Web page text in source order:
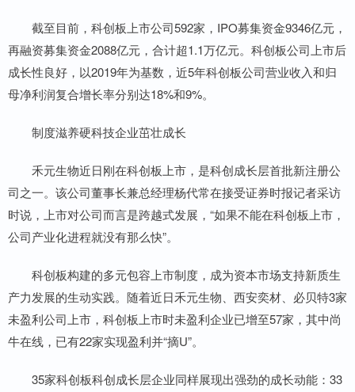
截至目前，科创板上市公司592家，IPO募集资金9346亿元，
再融资募集资金2088亿元，合计超1.1万亿元。科创板公司上市后
成长性良好，以2019年为基数，近5年科创板公司营业收入和归
母净利润复合增长率分别达18%和9%。
制度滋养硬科技企业茁壮成长
禾元生物近日刚在科创板上市，是科创成长层首批新注册公
司之一。该公司董事长兼总经理杨代常在接受证券时报记者采访
时说，上市对公司而言是跨越式发展，“如果不能在科创板上市，
公司产业化进程就没有那么快”。
科创板构建的多元包容上市制度，成为资本市场支持新质生
产力发展的生动实践。随着近日禾元生物、西安奕材、必贝特3家
未盈利公司上市，科创板上市时未盈利企业已增至57家，其中尚
牛在线，已有22家实现盈利并“摘U”。
35家科创板科创成长层企业同样展现出强劲的成长动能：33